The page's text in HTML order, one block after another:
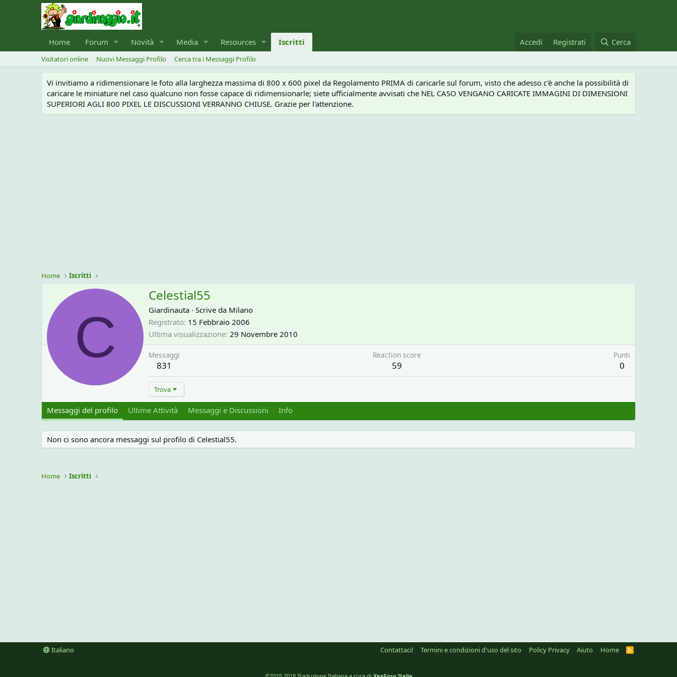
Home Forum Novità Media Resources Iscritti Accedi Registrati Cerca
Visitatori online Nuovi Messaggi Profilo Cerca tra i Messaggi Profilo
Vi invitiamo a ridimensionare le foto alla larghezza massima di 800 x 600 pixel da Regolamento PRIMA di caricarle sul forum, visto che adesso c'è anche la possibilità di
caricare le miniature nel caso qualcuno non fosse capace di ridimensionarle; siete ufficialmente avvisati che NEL CASO VENGANO CARICATE IMMAGINI DI DIMENSIONI
SUPERIORI AGLI 800 PIXEL LE DISCUSSIONI VERRANNO CHIUSE. Grazie per l'attenzione.
Home Iscritti
C
Celestial55
Giardinauta · Scrive da Milano
Registrato 15 Febbraio 2006
Ultima visualizzazione 29 Novembre 2010
Messaggi
831
Reaction score
59
Punti
0
Trova
Messaggi del profilo Ultime Attività Messaggi e Discussioni Info
Non ci sono ancora messaggi sul profilo di Celestial55.
Home Iscritti
Italiano Contattaci! Termini e condizioni d'uso del sito Policy Privacy Aiuto Home
R